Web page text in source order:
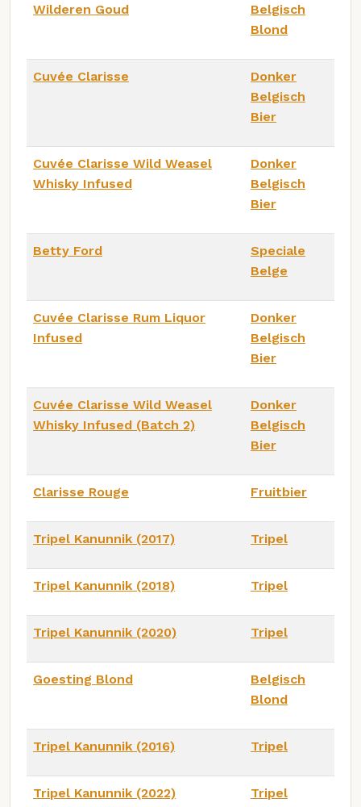
Wilderen Goud
Belgisch
Blond
Cuvée Clarisse
Donker
Belgisch
Bier
Cuvée Clarisse Wild Weasel
Whisky Infused
Donker
Belgisch
Bier
Betty Ford
Speciale
Belge
Cuvée Clarisse Rum Liquor
Infused
Donker
Belgisch
Bier
Cuvée Clarisse Wild Weasel
Whisky Infused (Batch 2)
Donker
Belgisch
Bier
Clarisse Rouge Fruitbier
Tripel Kanunnik (2017) Tripel
Tripel Kanunnik (2018) Tripel
Tripel Kanunnik (2020) Tripel
Goesting Blond
Belgisch
Blond
Tripel Kanunnik (2016) Tripel
Tripel Kanunnik (2022) Tripel